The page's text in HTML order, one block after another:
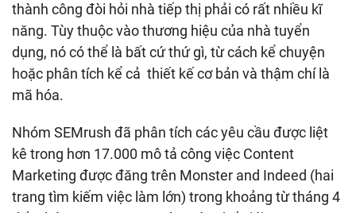
thành công đòi hỏi nhà tiếp thị phải có rất nhiều kĩ
năng. Tùy thuộc vào thương hiệu của nhà tuyển
dụng, nó có thể là bất cứ thứ gì, từ cách kể chuyện
hoặc phân tích kể cả thiết kế cơ bản và thậm chí là
mã hóa.
Nhóm SEMrush đã phân tích các yêu cầu được liệt
kê trong hơn 17.000 mô tả công việc Content
Marketing được đăng trên Monster and Indeed (hai
trang tìm kiếm việc làm lớn) trong khoảng từ tháng 4